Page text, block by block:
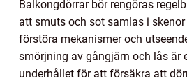
Balkongdörrar bör rengöras
att smuts och sot samlas i
förstöra mekanismer och
smörjning av gångjärn och lås är
underhållet för att försäkra att